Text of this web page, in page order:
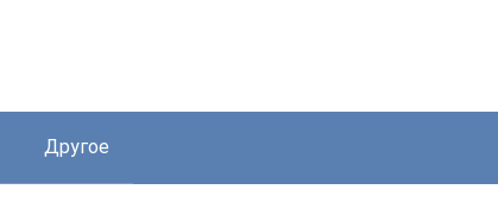
Другое